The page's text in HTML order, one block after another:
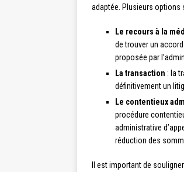
adaptée. Plusieurs options
Le recours à la
de trouver un
proposée par
La transaction : la
définitivement un
Le contentieux
procédure
administrative
réduction des
Il est important de